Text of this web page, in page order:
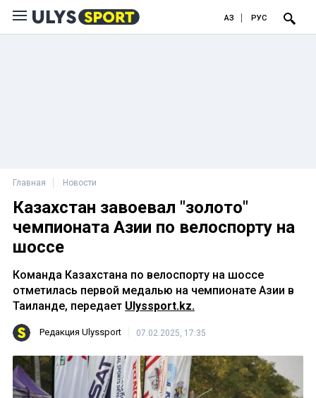
ҚАЗ РУС
Главная Новости
Казахстан завоевал "золото"
чемпионата Азии по велоспорту на
шоссе
Команда Казахстана по велоспорту на шоссе
отметилась первой медалью на чемпионате Азии в
Таиланде, передает Ulyssport.kz.
Редакция Ulyssport 07.02.2025, 17:35